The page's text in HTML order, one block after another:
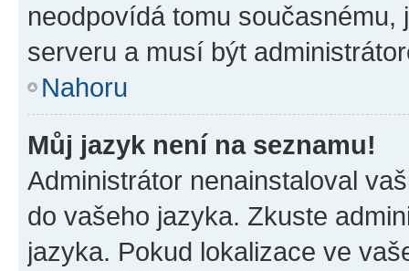
neodpovídá tomu
serveru a musí být
Nahoru
Můj jazyk není na seznamu!
Administrátor nenainstaloval
do vašeho jazyka. Zkuste
jazyka. Pokud lokalizace ve